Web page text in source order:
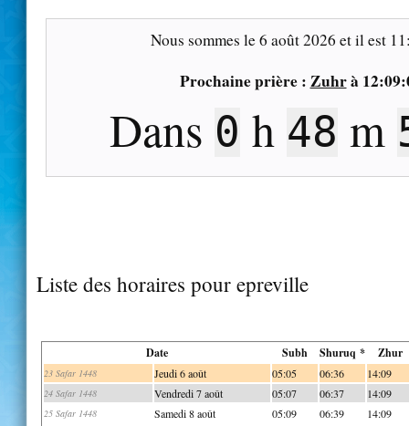
Nous sommes le6 août 2026 et il est
Prochaine prière : Zuhrà
Dans 0 h 48 m
Liste des horaires pour epreville
Date Subh Shuruq * Zhur
23 Safar 1448 Jeudi 6 août 05:05 06:36 14:09
24 Safar 1448 Vendredi 7 août 05:07 06:37 14:09
25 Safar 1448 Samedi 8 août 05:09 06:39 14:09